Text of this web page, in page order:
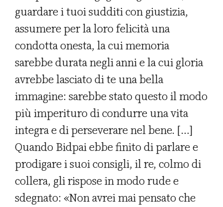
guardare i tuoi sudditi con giustizia,
assumere per la loro felicità una
condotta onesta, la cui memoria
sarebbe durata negli anni e la cui gloria
avrebbe lasciato di te una bella
immagine: sarebbe stato questo il modo
più imperituro di condurre una vita
integra e di perseverare nel bene. […]
Quando Bidpai ebbe finito di parlare e
prodigare i suoi consigli, il re, colmo di
collera, gli rispose in modo rude e
sdegnato: «Non avrei mai pensato che